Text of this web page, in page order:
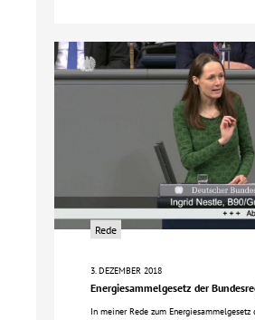
Rede
3. DEZEMBER 2018
Energiesammelgesetz der
In meiner Rede zum Energiesammelgesetz